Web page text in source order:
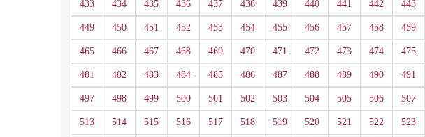
433 434 435 436 437 438 439 440 441 442 443
449 450 451 452 453 454 455 456 457 458 459
465 466 467 468 469 470 471 472 473 474 475
481 482 483 484 485 486 487 488 489 490 491
497 498 499 500 501 502 503 504 505 506 507
513 514 515 516 517 518 519 520 521 522 523